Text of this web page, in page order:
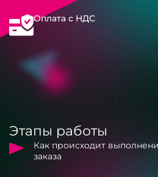
Оплата с НДС
Этапы работы
Как происходит
заказа